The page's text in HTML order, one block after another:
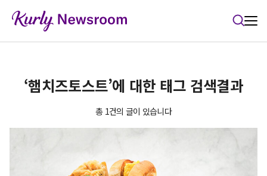
‘햄치즈토스트’에 대한 태그 검색결과
총 1건의 글이 있습니다